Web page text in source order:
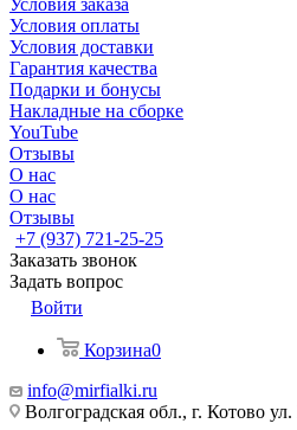
Условия заказа
Условия оплаты
Условия доставки
Гарантия качества
Подарки и бонусы
Накладные на сборке
YouTube
Отзывы
О нас
О нас
Отзывы
+7 (937) 721-25-25
Заказать звонок
Задать вопрос
Войти
Корзина0
info@mirfialki.ru
Волгоградская обл., г. Котово